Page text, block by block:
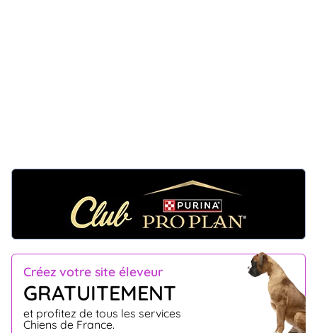
Créez votre site éleveur
GRATUITEMENT
et profitez de tous les services
Chiens de France.